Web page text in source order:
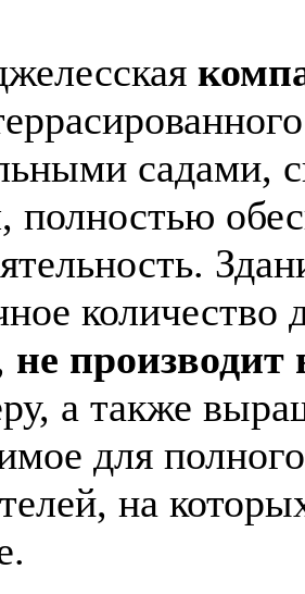
садами,
полностью
не
а также
для
на